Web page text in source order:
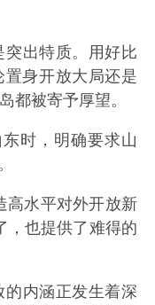
出特质。用好比
身开放大局还是
都被寄予厚望。
时，明确要求山
高水平对外开放新
，也提供了难得的
内涵正发生着深